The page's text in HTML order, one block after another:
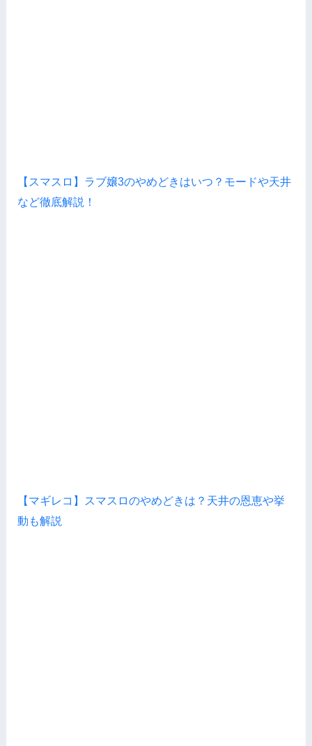
【スマスロ】ラブ嬢3のやめどきはいつ？モードや天井
など徹底解説！
【マギレコ】スマスロのやめどきは？天井の恩恵や挙
動も解説